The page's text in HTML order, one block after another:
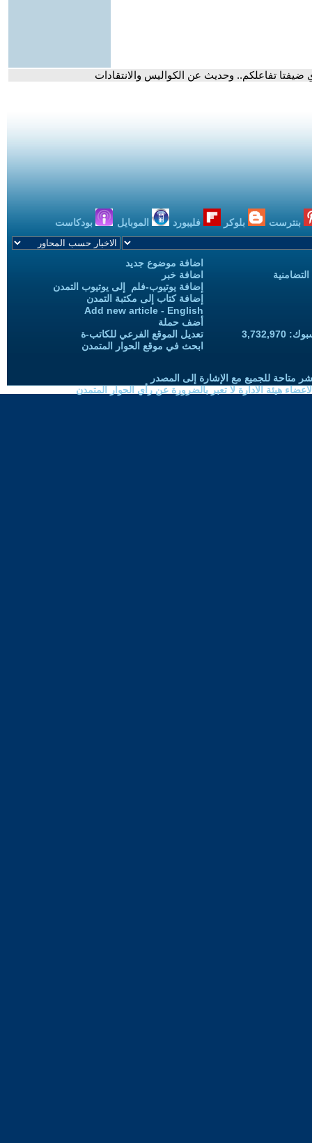
تفاعلكم.. وحديث عن الكواليس والانتقادات
بنترست بلوكر فليبورد الموبايل بودكاست
اضافة موضوع جديد
اضافة خبر
إضافة يوتيوب-فلم إلى يوتيوب التمدن
إضافة كتاب إلى مكتبة التمدن
Add new article - English
أضف حملة
تعديل الموقع الفرعي للكاتب-ة
ابحث في موقع الحوار المتمدن
متاحة للجميع مع الإشارة إلى المصدر
هيئة الادارة لا تعبر بالضرورة عن رأي الحوار المتمدن